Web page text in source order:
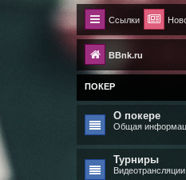
Ссылки
BBnk.ru
ПОКЕР
О покере
Общая
Турниры